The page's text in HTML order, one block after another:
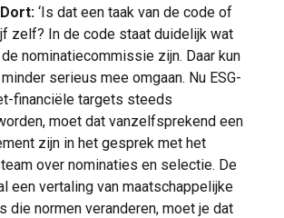
‘Is dat een taak van de code of
zelf? In de code staat duidelijk wat
nominatiecommissie zijn. Daar kun
serieus mee omgaan. Nu ESG-
financiële targets steeds
moet dat vanzelfsprekend een
zijn in het gesprek met het
over nominaties en selectie. De
een vertaling van maatschappelijke
die normen veranderen, moet je dat